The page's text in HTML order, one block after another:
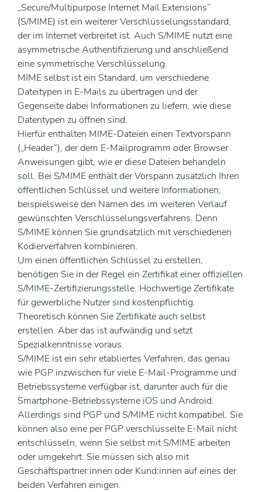
„Secure/Multipurpose Internet Mail Extensions“
(S/MIME) ist ein weiterer Verschlüsselungsstandard,
der im Internet verbreitet ist. Auch S/MIME nutzt eine
asymmetrische Authentifizierung und anschließend
eine symmetrische Verschlüsselung.
MIME selbst ist ein Standard, um verschiedene
Dateitypen in E-Mails zu übertragen und der
Gegenseite dabei Informationen zu liefern, wie diese
Datentypen zu öffnen sind.
Hierfür enthalten MIME-Dateien einen Textvorspann
(„Header“), der dem E-Mailprogramm oder Browser
Anweisungen gibt, wie er diese Dateien behandeln
soll. Bei S/MIME enthält der Vorspann zusätzlich Ihren
öffentlichen Schlüssel und weitere Informationen,
beispielsweise den Namen des im weiteren Verlauf
gewünschten Verschlüsselungsverfahrens. Denn
S/MIME können Sie grundsätzlich mit verschiedenen
Kodierverfahren kombinieren.
Um einen öffentlichen Schlüssel zu erstellen,
benötigen Sie in der Regel ein Zertifikat einer offiziellen
S/MIME-Zertifizierungsstelle. Hochwertige Zertifikate
für gewerbliche Nutzer sind kostenpflichtig.
Theoretisch können Sie Zertifikate auch selbst
erstellen. Aber das ist aufwändig und setzt
Spezialkenntnisse voraus.
S/MIME ist ein sehr etabliertes Verfahren, das genau
wie PGP inzwischen für viele E-Mail-Programme und
Betriebssysteme verfügbar ist, darunter auch für die
Smartphone-Betriebssysteme iOS und Android.
Allerdings sind PGP und S/MIME nicht kompatibel. Sie
können also eine per PGP verschlüsselte E-Mail nicht
entschlüsseln, wenn Sie selbst mit S/MIME arbeiten
oder umgekehrt. Sie müssen sich also mit
Geschäftspartner:innen oder Kund:innen auf eines der
beiden Verfahren einigen.